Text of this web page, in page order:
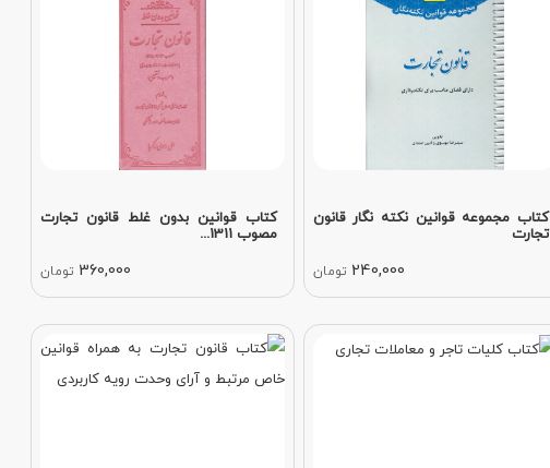
کتاب مجموعه قوانین نکته نگار قانون
تجارت
240,000 تومان
کتاب قوانین بدون غلط قانون تجارت
مصوب 1311...
360,000 تومان